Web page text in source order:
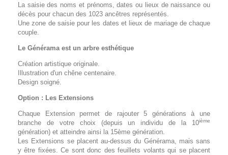
La saisie des noms et prénoms, dates ou lieux de naissance ou
décès pour chacun des 1023 ancêtres représentés.
Une zone de saisie pour les dates et lieux de mariage de chaque
couple.
Le Générama est un arbre esthétique
Création artistique originale.
Illustration d'un chêne centenaire.
Design soigné.
Option : Les Extensions
Chaque Extension permet de rajouter 5 générations à une
branche de votre choix (depuis un individu de la 10ième
génération) et atteindre ainsi la 15ème génération.
Les Extensions se placent au-dessus du Générama, mais sans
y être fixées. Ce sont donc des feuillets volants qui se placent